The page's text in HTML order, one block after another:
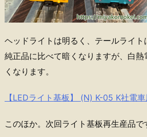
ヘッドライトは明るく、テールライ
純正品に比べて暗くなりますが、白熱
くなります。
【LEDライト基板】 (N) K-05 K社電
このほか。次回ライト基板再生産品で